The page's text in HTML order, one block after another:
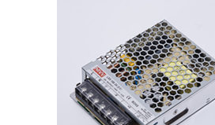
查看更多